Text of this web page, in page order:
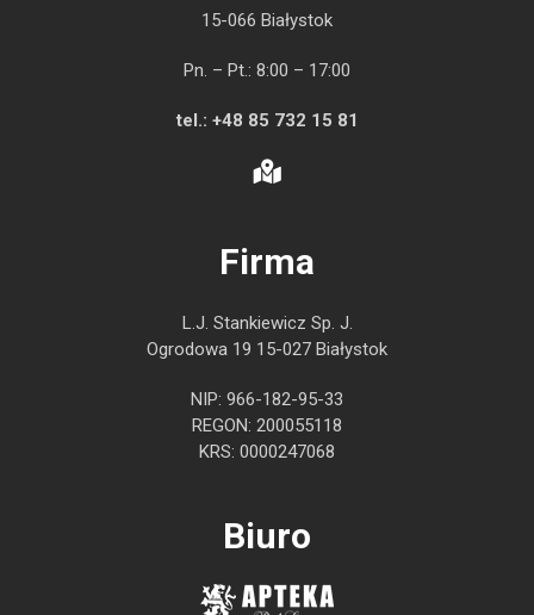
15-066 Białystok
Pn. – Pt.: 8:00 – 17:00
tel.: +48 85 732 15 81
Firma
L.J. Stankiewicz Sp. J.
Ogrodowa 19 15-027 Białystok
NIP: 966-182-95-33
REGON: 200055118
KRS: 0000247068
Biuro